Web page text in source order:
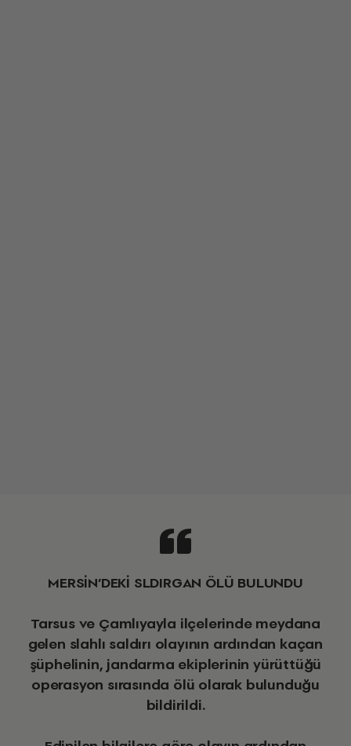
MERSİN’DEKİ SLDIRGAN ÖLÜ BULUNDU
Tarsus ve Çamlıyayla ilçelerinde meydana
gelen slahlı saldırı olayının ardından kaçan
şüphelinin, jandarma ekiplerinin yürüttüğü
operasyon sırasında ölü olarak bulunduğu
bildirildi.